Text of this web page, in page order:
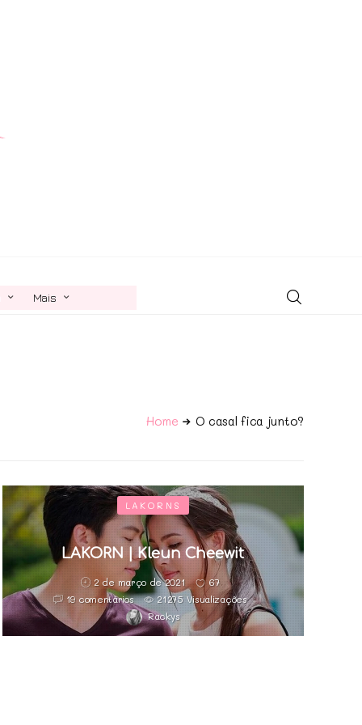
Mais
Home O casal fica junto?
LAKORNS
LAKORN | Kleun Cheewit
2 de março de 2021
67
19 comentários
21275 Visualizações
Rackys